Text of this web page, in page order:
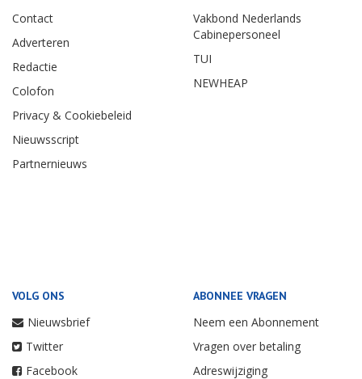
Contact
Adverteren
Redactie
Colofon
Privacy & Cookiebeleid
Nieuwsscript
Partnernieuws
Vakbond Nederlands
Cabinepersoneel
TUI
NEWHEAP
VOLG ONS
Nieuwsbrief
Twitter
Facebook
ABONNEE VRAGEN
Neem een Abonnement
Vragen over betaling
Adreswijziging